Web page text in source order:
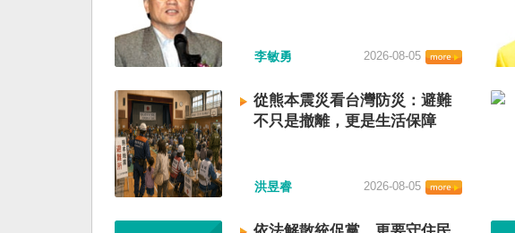
李敏勇 2026-08-05
從熊本震災看台灣防災：避難
不只是撤離，更是生活保障
洪昱睿 2026-08-05